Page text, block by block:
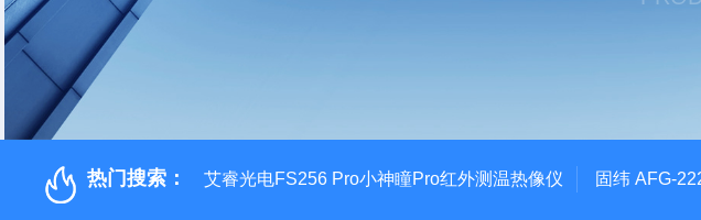
热门搜索： 艾睿光电FS256 Pro小神瞳Pro红外测温热像仪 固纬 AFG-